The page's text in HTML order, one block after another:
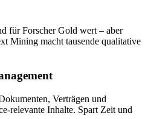
für Forscher Gold wert – aber
Mining macht tausende qualitative
Verträgen und
relevante Inhalte. Spart Zeit und